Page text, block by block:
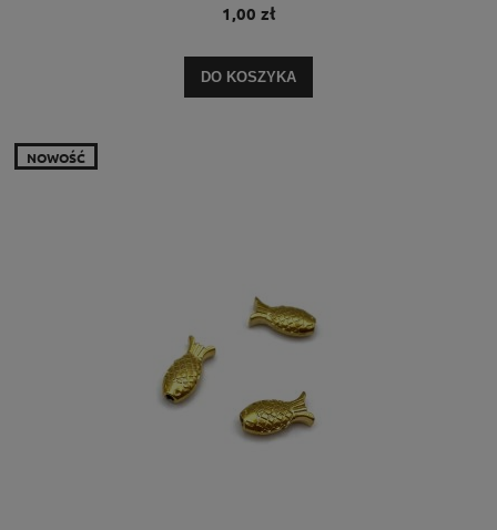
1,00 zł
DO KOSZYKA
NOWOŚĆ